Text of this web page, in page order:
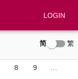
LOGIN
简 繁
8 9